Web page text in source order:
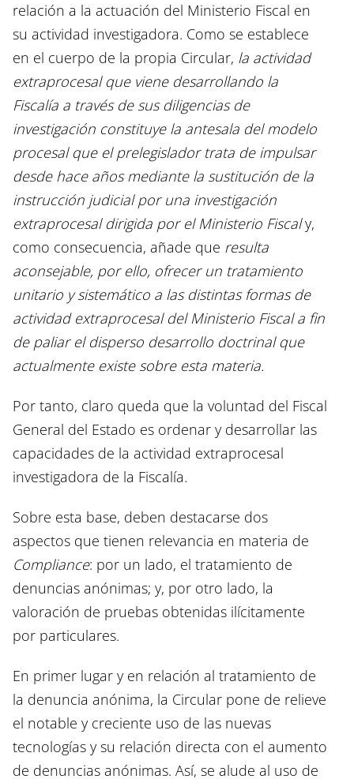
relación a la actuación del Ministerio Fiscal en
su actividad investigadora. Como se establece
en el cuerpo de la propia Circular, la actividad
extraprocesal que viene desarrollando la
Fiscalía a través de sus diligencias de
investigación constituye la antesala del modelo
procesal que el prelegislador trata de impulsar
desde hace años mediante la sustitución de la
instrucción judicial por una investigación
extraprocesal dirigida por el Ministerio Fiscaly,
como consecuencia, añade que resulta
aconsejable, por ello, ofrecer un tratamiento
unitario y sistemático a las distintas formas de
actividad extraprocesal del Ministerio Fiscal a fin
de paliar el disperso desarrollo doctrinal que
actualmente existe sobre esta materia.
Por tanto, claro queda que la voluntad del Fiscal
General del Estado es ordenar y desarrollar las
capacidades de la actividad extraprocesal
investigadora de la Fiscalía.
Sobre esta base, deben destacarse dos
aspectos que tienen relevancia en materia de
Compliance: por un lado, el tratamiento de
denuncias anónimas; y, por otro lado, la
valoración de pruebas obtenidas ilícitamente
por particulares.
En primer lugar y en relación al tratamiento de
la denuncia anónima, la Circular pone de relieve
el notable y creciente uso de las nuevas
tecnologías y su relación directa con el aumento
de denuncias anónimas. Así, se alude al uso de